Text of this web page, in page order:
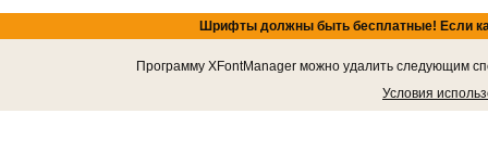
Шрифты должны быть бесплатные! Если
Программу XFontManager можно удалить следующим
Условия